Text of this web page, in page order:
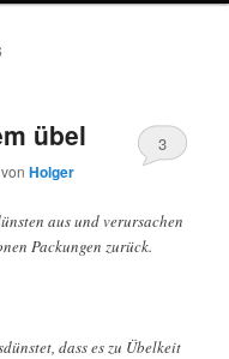
übel
vonHolger
3
aus und verursachen
Packungen zurück.
dass es zu Übelkeit